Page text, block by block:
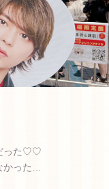
った♡♡
かった…